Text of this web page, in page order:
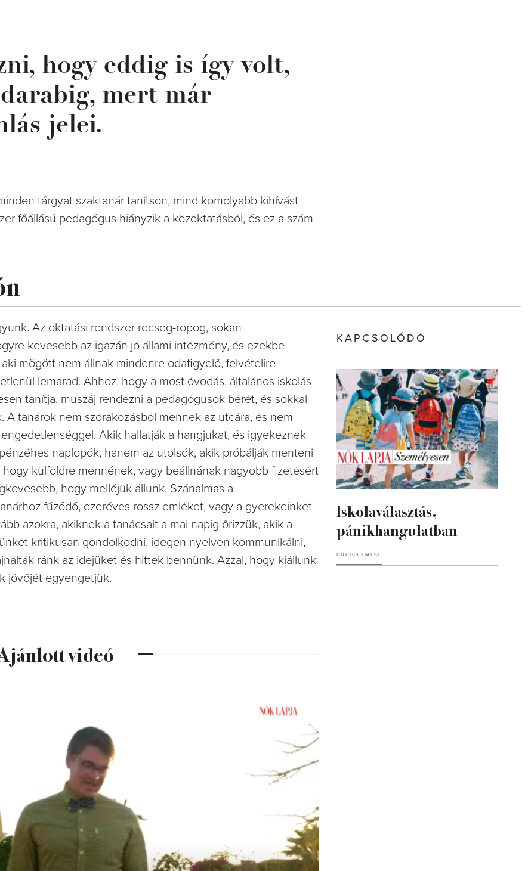
hogy eddig is így volt,
mert már
jelei.
tárgyat szaktanár tanítson, mind komolyabb kihívást
főállású pedagógus hiányzik a közoktatásból, és ez a szám
KAPCSOLÓDÓ
Iskolaválasztás,
pánikhangulatban
DUDICS EMESE
Az oktatási rendszer recseg-ropog, sokan
kevesebb az igazán jó állami intézmény, és ezekbe
mögött nem állnak mindenre odafigyelő, felvételire
lemarad. Ahhoz, hogy a most óvodás, általános iskolás
tanítja, muszáj rendezni a pedagógusok bérét, és sokkal
tanárok nem szórakozásból mennek az utcára, és nem
Akik hallatják a hangjukat, és igyekeznek
naplopók, hanem az utolsók, akik próbálják menteni
külföldre mennének, vagy beállnának nagyobb fizetésért
hogy melléjük állunk. Szánalmas a
fűződő, ezeréves rossz emléket, vagy a gyerekeinket
azokra, akiknek a tanácsait a mai napig őrizzük, akik a
kritikusan gondolkodni, idegen nyelven kommunikálni,
ránk az idejüket és hittek bennünk. Azzal, hogy kiállunk
jövőjét egyengetjük.
videó